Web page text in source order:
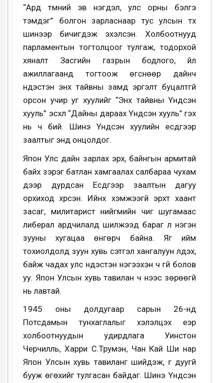
“Ард түмний эв нэгдэл, улс орны бэлгэ
тэмдэг” болгон зарласнаар тус улсын түүх
шинээр бичигдэж эхэлсэн. Холбоотнууд
парламентын тогтолцоог тулгаж, тодорхой
хяналт Засгийн газрын бодлого, үйл
ажиллагаанд тогтоож өгснөөр дайнч
үндэстэн энх тайвны замд эргэлт буцалтгүй
орсон учир уг хуулийг “Энх тайвны Үндсэн
хууль” эсхүл “Дайны дараах Үндсэн хууль” гэх
нь ч бий. Шинэ Үндсэн хуулийн есдүгээр
заалтыг энд онцолдог.
Япон Улс дайн зарлах эрх, байнгын армитай
байх зэрэг батлан хамгаалах салбараа чухам
дээр дурдсан Есдүгээр заалтын дагуу
орхиход хүрсэн. Ийнхүү хэмжээгүй эрхт хаант
засаг, милитарист нийгмийн чиг шугамаас
либерал ардчилалд шилжээд бараг л нэгэн
зууны хугацаа өнгөрч байна. Яг ийм
тохиолдолд зуун хувь сэтгэл хангалуун үлдэх,
байж чадах улс үндэстэн нэгээхэн ч үгүй болов
уу. Япон Улсын хувь тавилан ч үүнээс зөрөөгүй
нь лавтай.
1945 оны долдугаар сарын 26-нд
Потсдамын тунхаглалыг хэлэлцэх үеэр
холбоотнуудын удирдлага Уинстон
Черчилль, Харри С.Трумэн, Чан Кай Ши нар
Япон Улсын хувь тавиланг шийдэж, үг дуугүй
бууж өгөхийг тулгасан байдаг. Шинэ Үндсэн